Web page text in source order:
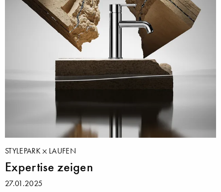
STYLEPARK LAUFEN
Expertise zeigen
27.01.2025